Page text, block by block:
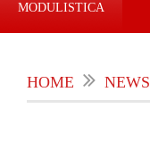
MODULISTICA
HOME NEWS